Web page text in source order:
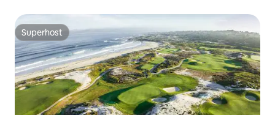
Superhost
Superhost